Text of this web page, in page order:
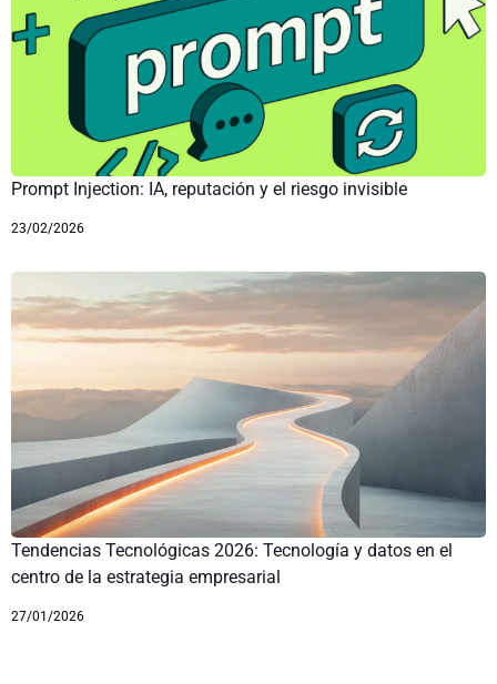
Prompt Injection: IA, reputación y el riesgo invisible
23/02/2026
Tendencias Tecnológicas 2026: Tecnología y datos en el
centro de la estrategia empresarial
27/01/2026